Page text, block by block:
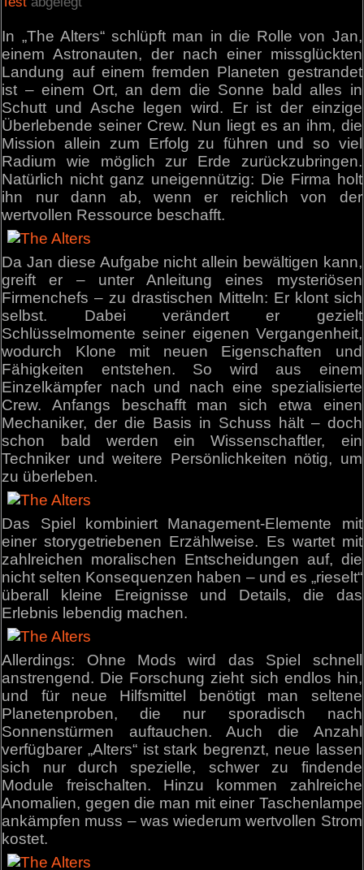
In „The Alters“ schlüpft man in die Rolle von Jan,
einem Astronauten, der nach einer missglückten
Landung auf einem fremden Planeten gestrandet
ist – einem Ort, an dem die Sonne bald alles in
Schutt und Asche legen wird. Er ist der einzige
Überlebende seiner Crew. Nun liegt es an ihm, die
Mission allein zum Erfolg zu führen und so viel
Radium wie möglich zur Erde zurückzubringen.
Natürlich nicht ganz uneigennützig: Die Firma holt
ihn nur dann ab, wenn er reichlich von der
wertvollen Ressource beschafft.
Da Jan diese Aufgabe nicht allein bewältigen kann,
greift er – unter Anleitung eines mysteriösen
Firmenchefs – zu drastischen Mitteln: Er klont sich
selbst. Dabei verändert er gezielt
Schlüsselmomente seiner eigenen Vergangenheit,
wodurch Klone mit neuen Eigenschaften und
Fähigkeiten entstehen. So wird aus einem
Einzelkämpfer nach und nach eine spezialisierte
Crew. Anfangs beschafft man sich etwa einen
Mechaniker, der die Basis in Schuss hält – doch
schon bald werden ein Wissenschaftler, ein
Techniker und weitere Persönlichkeiten nötig, um
zu überleben.
Das Spiel kombiniert Management-Elemente mit
einer storygetriebenen Erzählweise. Es wartet mit
zahlreichen moralischen Entscheidungen auf, die
nicht selten Konsequenzen haben – und es „rieselt“
überall kleine Ereignisse und Details, die das
Erlebnis lebendig machen.
Allerdings: Ohne Mods wird das Spiel schnell
anstrengend. Die Forschung zieht sich endlos hin,
und für neue Hilfsmittel benötigt man seltene
Planetenproben, die nur sporadisch nach
Sonnenstürmen auftauchen. Auch die Anzahl
verfügbarer „Alters“ ist stark begrenzt, neue lassen
sich nur durch spezielle, schwer zu findende
Module freischalten. Hinzu kommen zahlreiche
Anomalien, gegen die man mit einer Taschenlampe
ankämpfen muss – was wiederum wertvollen Strom
kostet.